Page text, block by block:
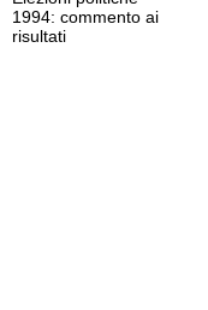
1994: commento ai
risultati